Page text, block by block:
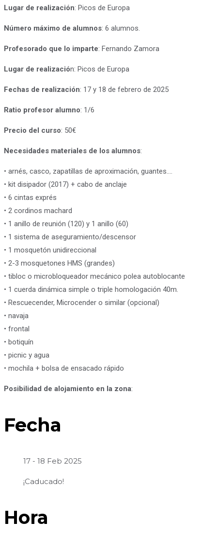
Lugar de realización: Picos de Europa
Número máximo de alumnos: 6 alumnos.
Profesorado que lo imparte: Fernando Zamora
Lugar de realización: Picos de Europa
Fechas de realización: 17 y 18 de febrero de 2025
Ratio profesor alumno: 1/6
Precio del curso: 50€
Necesidades materiales de los alumnos:
• arnés, casco, zapatillas de aproximación, guantes….
• kit disipador (2017) + cabo de anclaje
• 6 cintas exprés
• 2 cordinos machard
• 1 anillo de reunión (120) y 1 anillo (60)
• 1 sistema de aseguramiento/descensor
• 1 mosquetón unidireccional
• 2-3 mosquetones HMS (grandes)
• tibloc o microbloqueador mecánico polea autoblocante
• 1 cuerda dinámica simple o triple homologación 40m.
• Rescuecender, Microcender o similar (opcional)
• navaja
• frontal
• botiquín
• picnic y agua
• mochila + bolsa de ensacado rápido
Posibilidad de alojamiento en la zona:
Fecha
17 - 18 Feb 2025
¡Caducado!
Hora